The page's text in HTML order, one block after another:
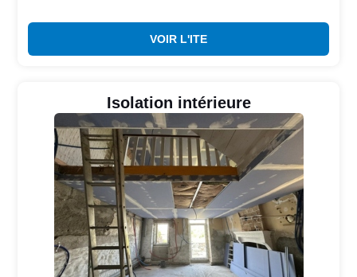
VOIR L'ITE
Isolation intérieure